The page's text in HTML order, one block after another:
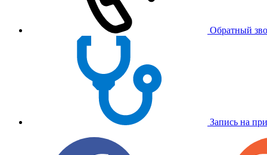
Обратный
Запись на